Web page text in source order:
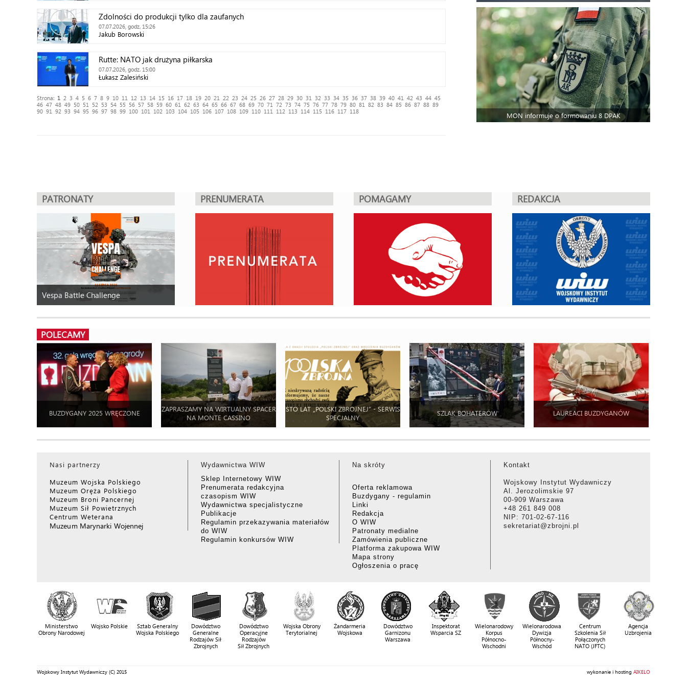
Zdolności do produkcji tylko dla zaufanych
07.07.2026, godz. 15:26
Jakub Borowski
Rutte: NATO jak drużyna piłkarska
07.07.2026, godz. 15:00
Łukasz Zalesiński
Strona: 1 2 3 4 5 6 7 8 9 10 11 12 13 14 15 16 17 18 19 20 21 22 23 24 25 26 27 28 29 30 31 32 33 34 35 36 37 38 39 40 41 42 43 44 45
46 47 48 49 50 51 52 53 54 55 56 57 58 59 60 61 62 63 64 65 66 67 68 69 70 71 72 73 74 75 76 77 78 79 80 81 82 83 84 85 86 87 88 89
90 91 92 93 94 95 96 97 98 99 100 101 102 103 104 105 106 107 108 109 110 111 112 113 114 115 116 117 118 MON informuje o formowaniu 8 DPAK
PATRONATY
Vespa Battle Challenge
PRENUMERATA POMAGAMY REDAKCJA
POLECAMY
BUZDYGANY 2025 WRĘCZONE
ZAPRASZAMY NA WIRTUALNY SPACER
NA MONTE CASSINO
STO LAT „POLSKI ZBROJNEJ” - SERWIS
SPECJALNY
SZLAK BOHATERÓW LAUREACI BUZDYGANÓW
Nasi partnerzy
Muzeum Wojska Polskiego
Muzeum Oręża Polskiego
Muzeum Broni Pancernej
Muzeum Sił Powietrznych
Centrum Weterana
Muzeum Marynarki Wojennej
Wydawnictwa WIW
Sklep Internetowy WIW
Prenumerata redakcyjna
czasopism WIW
Wydawnictwa specjalistyczne
Publikacje
Regulamin przekazywania materiałów
do WIW
Regulamin konkursów WIW
Na skróty
Oferta reklamowa
Buzdygany - regulamin
Linki
Redakcja
O WIW
Patronaty medialne
Zamówienia publiczne
Platforma zakupowa WIW
Mapa strony
Ogłoszenia o pracę
Kontakt
Wojskowy Instytut Wydawniczy
Al. Jerozolimskie 97
00-909 Warszawa
+48 261 849 008
NIP: 701-02-67-116
sekretariat@zbrojni.pl
Ministerstwo
Obrony Narodowej
Wojsko Polskie
Sztab Generalny
Wojska Polskiego
Dowództwo
Generalne
Rodzajów Sił
Zbrojnych
Dowództwo
Operacyjne
Rodzajów
Sił Zbrojnych
Wojska Obrony
Terytorialnej
Żandarmeria
Wojskowa
Dowództwo
Garnizonu
Warszawa
Inspektorat
Wsparcia SZ
Wielonarodowy
Korpus
Północno-
Wschodni
Wielonarodowa
Dywizja
Północny-
Wschód
Centrum
Szkolenia Sił
Połączonych
NATO (JFTC)
Agencja
Uzbrojenia
Wojskowy Instytut Wydawniczy (C) 2015 wykonanie i hosting AIKELO